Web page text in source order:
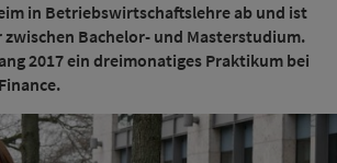
in Betriebswirtschaftslehre ab und ist
zwischen Bachelor- und Masterstudium.
2017 ein dreimonatiges Praktikum bei